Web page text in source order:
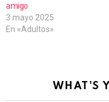
amigo
3 mayo 2025
En «Adultos»
WHAT'S